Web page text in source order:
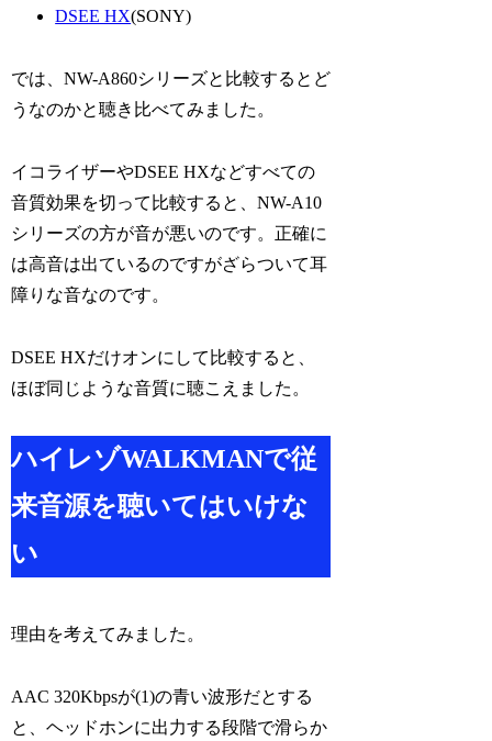
DSEE HX(SONY)
では、NW-A860シリーズと比較するとど
うなのかと聴き比べてみました。
イコライザーやDSEE HXなどすべての
音質効果を切って比較すると、NW-A10
シリーズの方が音が悪いのです。正確に
は高音は出ているのですがざらついて耳
障りな音なのです。
DSEE HXだけオンにして比較すると、
ほぼ同じような音質に聴こえました。
ハイレゾWALKMANで従
来音源を聴いてはいけな
い
理由を考えてみました。
AAC 320Kbpsが(1)の青い波形だとする
と、ヘッドホンに出力する段階で滑らか